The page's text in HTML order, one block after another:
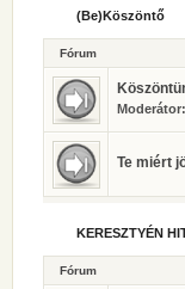
(Be)Köszöntő
Fórum
Moderátor:
Te miért
KERESZTYÉN
Fórum